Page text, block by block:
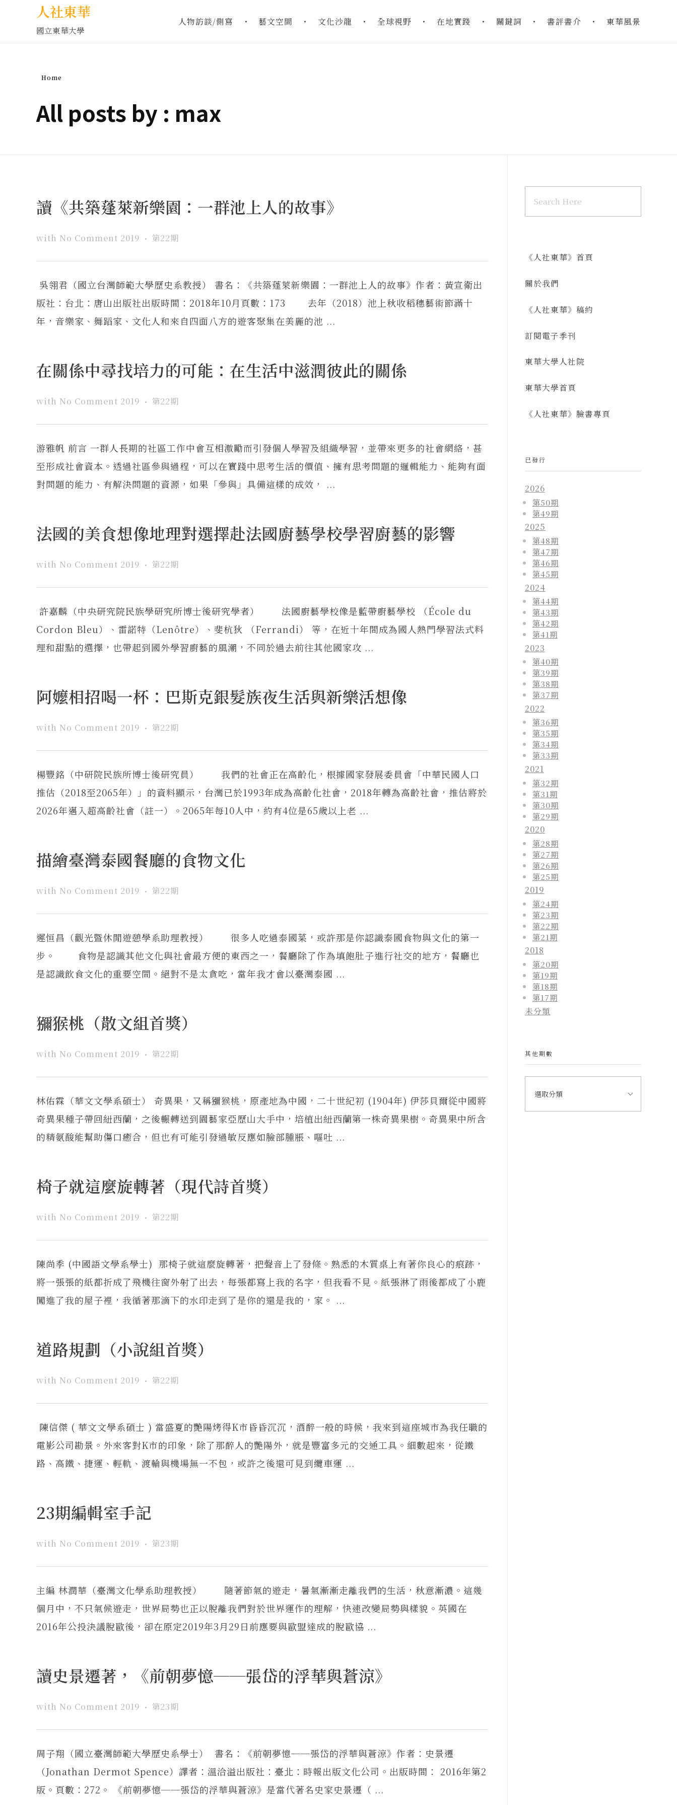
人社東華
國立東華大學
人物訪談/側寫 藝文空間 文化沙龍 全球視野 在地實踐 關鍵詞 書評書介 東華風景
Home
All posts by : max
讀《共築蓬萊新樂園：一群池上人的故事》
with No Comment 2019 第22期
吳翎君（國立台灣師範大學歷史系教授） 書名：《共築蓬萊新樂園：一群池上人的故事》作者：黃宣衛出
版社：台北：唐山出版社出版時間：2018年10月頁數：173 去年（2018）池上秋收稻穗藝術節滿十
年，音樂家、舞蹈家、文化人和來自四面八方的遊客聚集在美麗的池 ...
在關係中尋找培力的可能：在生活中滋潤彼此的關係
with No Comment 2019 第22期
游雅帆 前言 一群人長期的社區工作中會互相激勵而引發個人學習及組織學習，並帶來更多的社會網絡，甚
至形成社會資本。透過社區參與過程，可以在實踐中思考生活的價值、擁有思考問題的邏輯能力、能夠有面
對問題的能力、有解決問題的資源，如果「參與」具備這樣的成效， ...
法國的美食想像地理對選擇赴法國廚藝學校學習廚藝的影響
with No Comment 2019 第22期
許嘉麟（中央研究院民族學研究所博士後研究學者） 法國廚藝學校像是藍帶廚藝學校 （École du
Cordon Bleu）、雷諾特（Lenôtre）、斐杭狄 （Ferrandi） 等，在近十年間成為國人熱門學習法式料
理和甜點的選擇，也帶起到國外學習廚藝的風潮，不同於過去前往其他國家攻 ...
阿嬤相招喝一杯：巴斯克銀髮族夜生活與新樂活想像
with No Comment 2019 第22期
楊豐銘（中研院民族所博士後研究員） 我們的社會正在高齡化，根據國家發展委員會「中華民國人口
推估（2018至2065年）」的資料顯示，台灣已於1993年成為高齡化社會，2018年轉為高齡社會，推估將於
2026年邁入超高齡社會（註一）。2065年每10人中，約有4位是65歲以上老 ...
描繪臺灣泰國餐廳的食物文化
with No Comment 2019 第22期
遲恒昌（觀光暨休閒遊憩學系助理教授） 很多人吃過泰國菜，或許那是你認識泰國食物與文化的第一
步。 食物是認識其他文化與社會最方便的東西之一，餐廳除了作為填飽肚子進行社交的地方，餐廳也
是認識飲食文化的重要空間。絕對不是太貪吃，當年我才會以臺灣泰國 ...
獼猴桃（散文組首獎）
with No Comment 2019 第22期
林佑霖（華文文學系碩士） 奇異果，又稱獼猴桃，原產地為中國，二十世紀初 (1904年) 伊莎貝爾從中國將
奇異果種子帶回紐西蘭，之後輾轉送到園藝家亞歷山大手中，培植出紐西蘭第一株奇異果樹。奇異果中所含
的精氨酸能幫助傷口癒合，但也有可能引發過敏反應如臉部腫脹、嘔吐 ...
椅子就這麼旋轉著（現代詩首獎）
with No Comment 2019 第22期
陳尚季 (中國語文學系學士) 那椅子就這麼旋轉著，把聲音上了發條。熟悉的木質桌上有著你良心的痕跡，
將一張張的紙都折成了飛機往窗外射了出去，每張都寫上我的名字，但我看不見。紙張淋了雨後都成了小鹿
闖進了我的屋子裡，我循著那滴下的水印走到了是你的還是我的，家。 ...
道路規劃（小說組首獎）
with No Comment 2019 第22期
陳信傑 ( 華文文學系碩士 ) 當盛夏的艷陽烤得K市昏昏沉沉，酒醉一般的時候，我來到這座城市為我任職的
電影公司勘景。外來客對K市的印象，除了那醉人的艷陽外，就是豐富多元的交通工具。細數起來，從鐵
路、高鐵、捷運、輕軌、渡輪與機場無一不包，或許之後還可見到纜車運 ...
23期編輯室手記
with No Comment 2019 第23期
主編 林潤華（臺灣文化學系助理教授） 隨著節氣的遊走，暑氣漸漸走離我們的生活，秋意漸濃。這幾
個月中，不只氣候遊走，世界局勢也正以脫離我們對於世界運作的理解，快速改變局勢與樣貌。英國在
2016年公投決議脫歐後，卻在原定2019年3月29日前應要與歐盟達成的脫歐協 ...
讀史景遷著，《前朝夢憶──張岱的浮華與蒼涼》
with No Comment 2019 第23期
周子翔（國立臺灣師範大學歷史系學士） 書名：《前朝夢憶──張岱的浮華與蒼涼》作者：史景遷
（Jonathan Dermot Spence）譯者：溫洽溢出版社：臺北：時報出版文化公司。出版時間： 2016年第2
版。頁數：272。 《前朝夢憶──張岱的浮華與蒼涼》是當代著名史家史景遷（ ...
《人社東華》首頁
關於我們
《人社東華》稿約
訂閱電子季刊
東華大學人社院
東華大學首頁
《人社東華》臉書專頁
已發行
2026
第50期
第49期
2025
第48期
第47期
第46期
第45期
2024
第44期
第43期
第42期
第41期
2023
第40期
第39期
第38期
第37期
2022
第36期
第35期
第34期
第33期
2021
第32期
第31期
第30期
第29期
2020
第28期
第27期
第26期
第25期
2019
第24期
第23期
第22期
第21期
2018
第20期
第19期
第18期
第17期
未分類
其他期數